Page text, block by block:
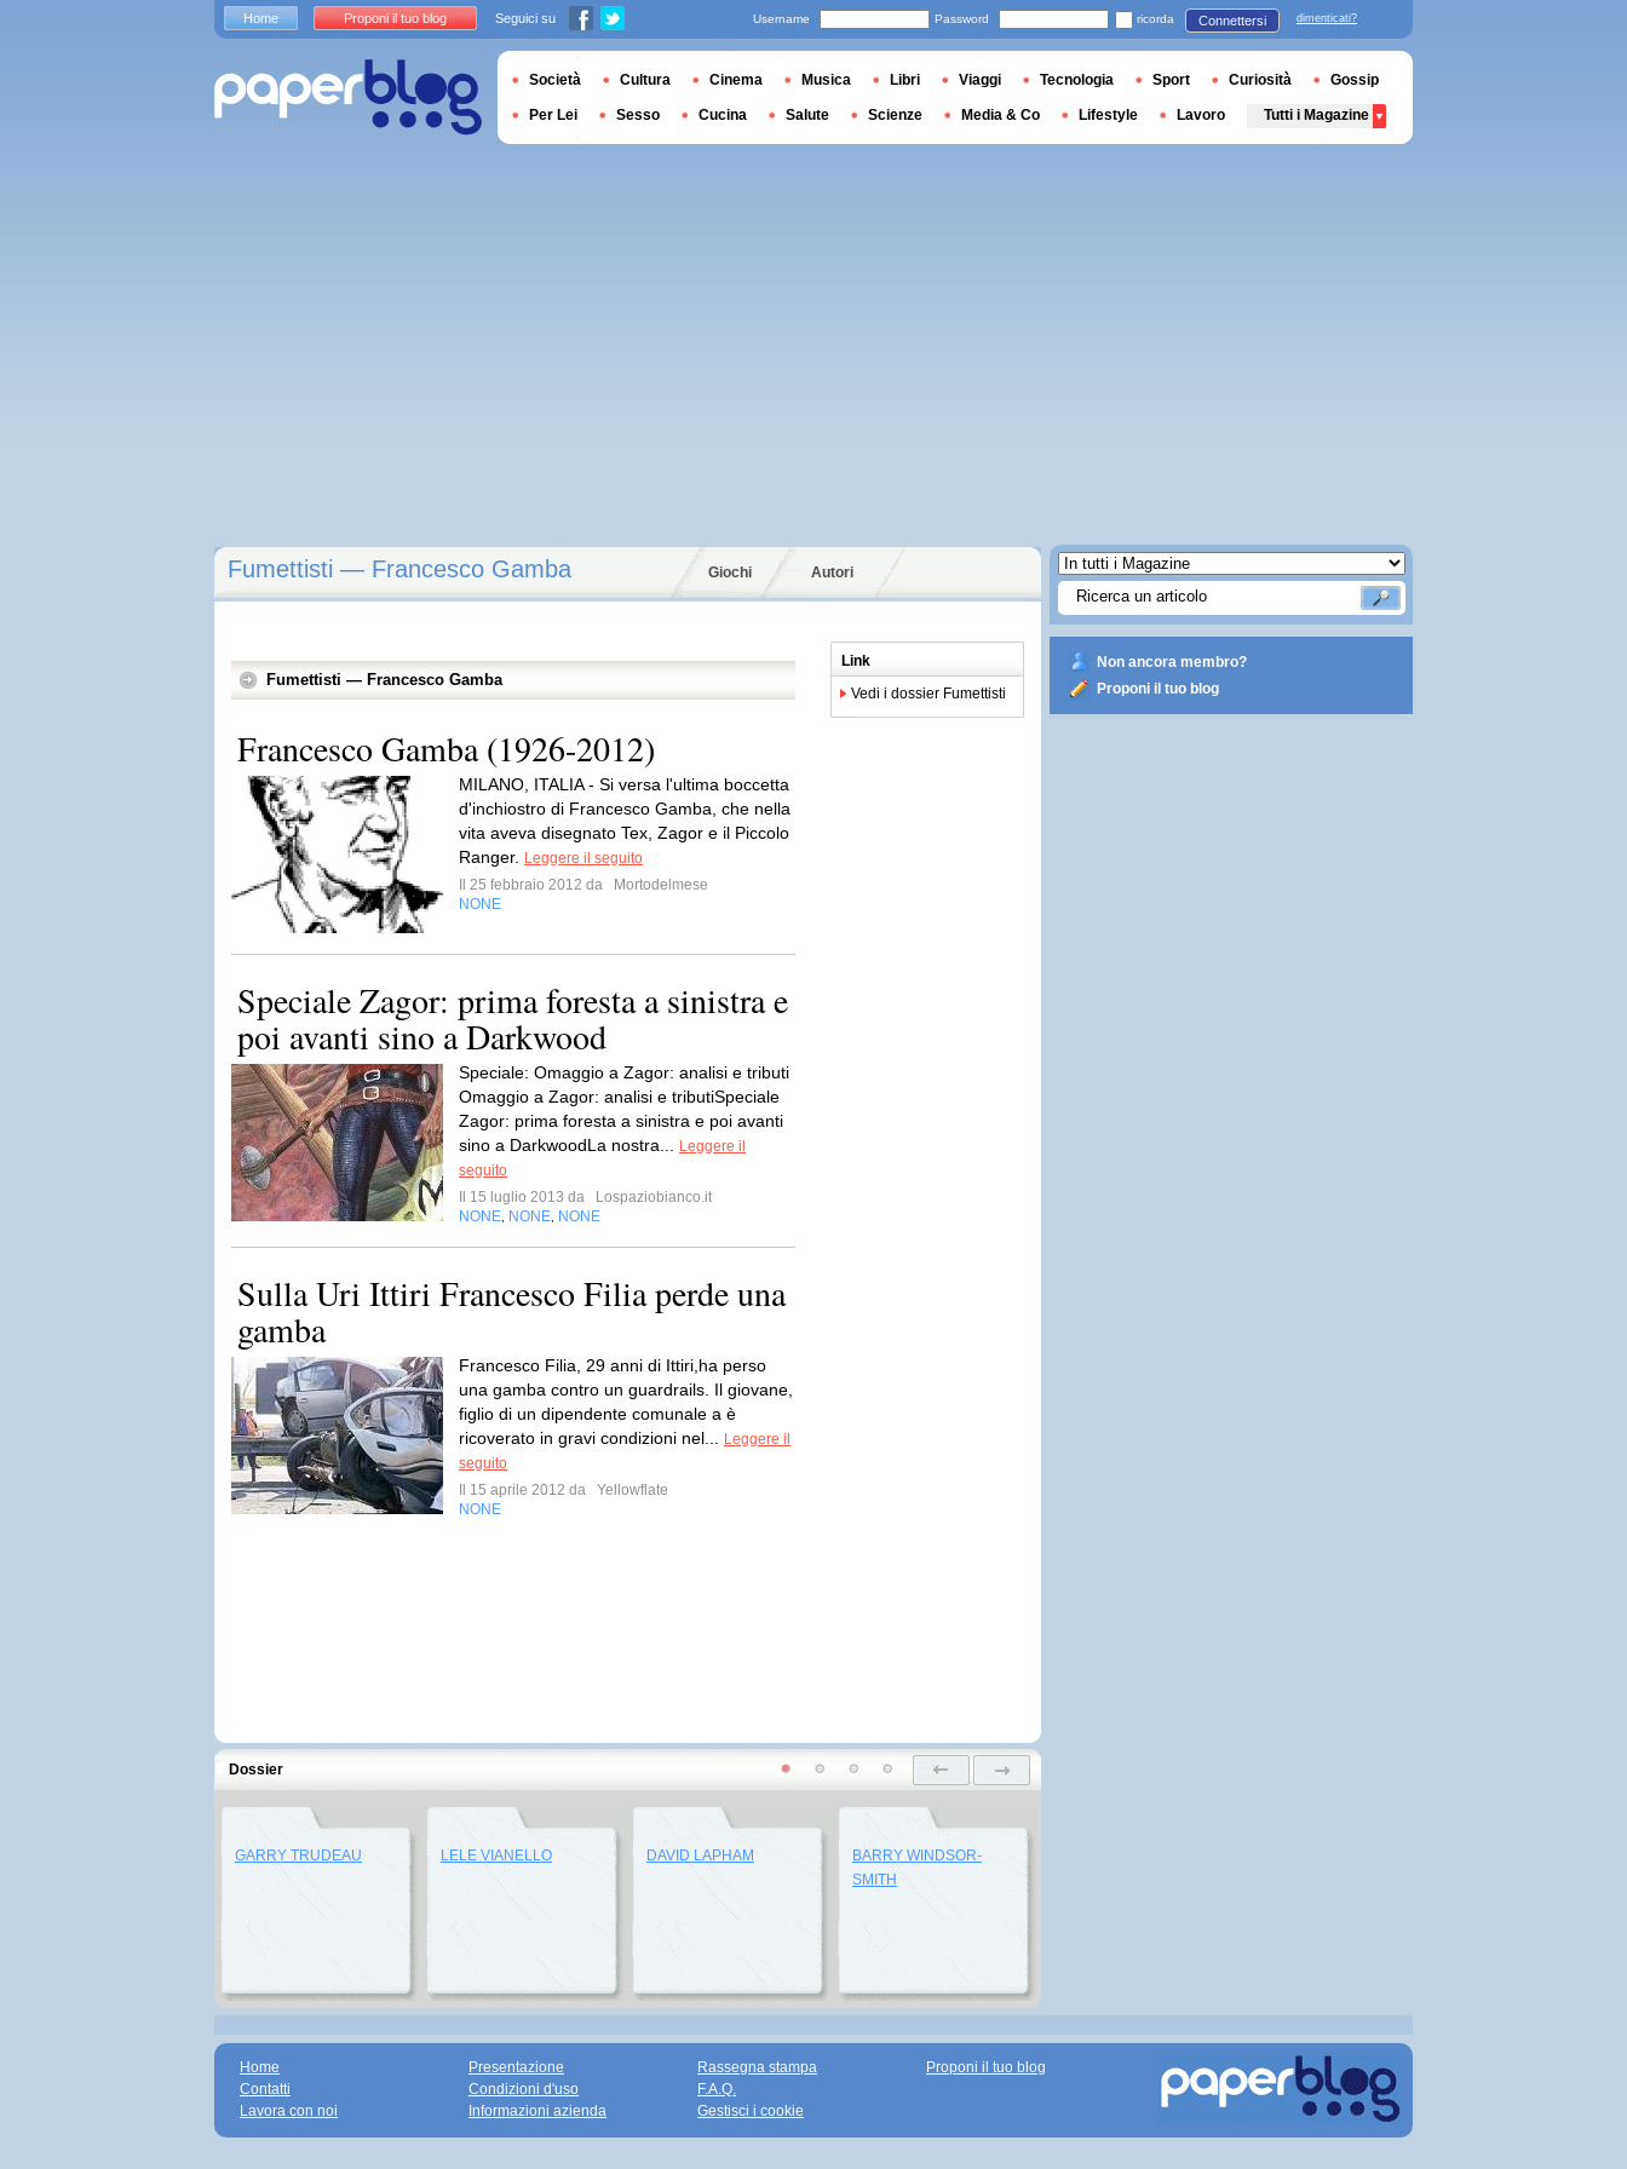
Fumettisti — Francesco Gamba Giochi Autori
Fumettisti — Francesco Gamba
Francesco Gamba (1926-2012)
MILANO, ITALIA - Si versa l'ultima boccetta
d'inchiostro di Francesco Gamba, che nella
vita aveva disegnato Tex, Zagor e il Piccolo
Ranger.
Leggere il seguito
Il 25 febbraio 2012 da
Mortodelmese
NONE
Speciale Zagor: prima foresta a sinistra e
poi avanti sino a Darkwood
Speciale: Omaggio a Zagor: analisi e tributi
Omaggio a Zagor: analisi e tributiSpeciale
Zagor: prima foresta a sinistra e poi avanti
sino a DarkwoodLa nostra...
Leggere il
seguito
Il 15 luglio 2013 da
Lospaziobianco.it
NONE NONE NONE
Sulla Uri Ittiri Francesco Filia perde una
gamba
Francesco Filia, 29 anni di Ittiri,ha perso
una gamba contro un guardrails. Il giovane,
figlio di un dipendente comunale a è
ricoverato in gravi condizioni nel...
Leggere il
seguito
Il 15 aprile 2012 da
Yellowflate
NONE
Link
Vedi i dossier Fumettisti
Dossier
GARRY TRUDEAU LELE VIANELLO DAVID LAPHAM
BARRY WINDSOR-
SMITH
Non ancora membro?
Proponi il tuo blog
Home Proponi il tuo blog Seguici su Username Password ricorda Connettersi dimenticati?
Società Cultura Cinema Musica Libri Viaggi Tecnologia Sport Curiosità Gossip
Per Lei Sesso Cucina Salute Scienze Media & Co Lifestyle Lavoro Tutti i Magazine
Home
Contatti
Lavora con noi
Presentazione
Condizioni d'uso
Informazioni azienda
Rassegna stampa
F.A.Q.
Gestisci i cookie
Proponi il tuo blog